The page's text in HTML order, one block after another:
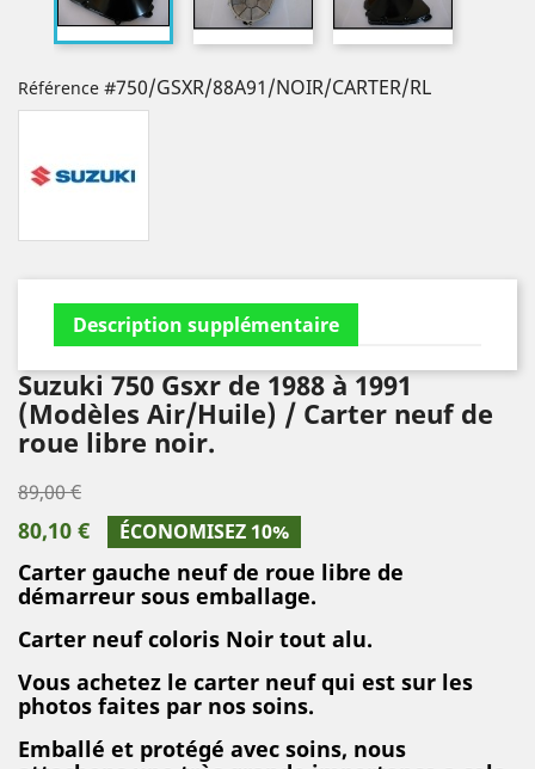
Référence #750/GSXR/88A91/NOIR/CARTER/RL
Description supplémentaire
Suzuki 750 Gsxr de 1988 à 1991
(Modèles Air/Huile) / Carter neuf de
roue libre noir.
89,00 €
80,10 € ÉCONOMISEZ 10%
Carter gauche neuf de roue libre de
démarreur sous emballage.
Carter neuf coloris Noir tout alu.
Vous achetez le carter neuf qui est sur les
photos faites par nos soins.
Emballé et protégé avec soins, nous